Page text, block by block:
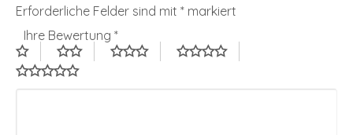
Erforderliche Felder sind mit * markiert
Ihre Bewertung *